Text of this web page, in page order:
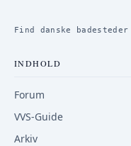
Find danske
INDHOLD
Forum
VVS-Guide
Arkiv